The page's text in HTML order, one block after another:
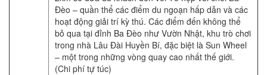
Đèo – quần thể các điểm du ngoạn hấp dẫn và các
hoạt động giải trí kỳ thú. Các điểm đến không thể
bỏ qua tại đỉnh Ba Đèo như Vườn Nhật, khu trò chơi
trong nhà Lâu Đài Huyền Bí, đặc biệt là Sun Wheel
– một trong những vòng quay cao nhất thế giới.
(Chi phí tự túc)